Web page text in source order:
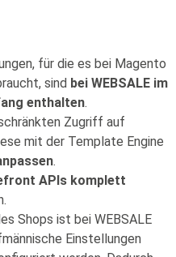
für die es bei Magento
sind bei WEBSALE im
enthalten.
Zugriff auf
mit der Template Engine
.
APIs komplett
Shops ist bei WEBSALE
Einstellungen